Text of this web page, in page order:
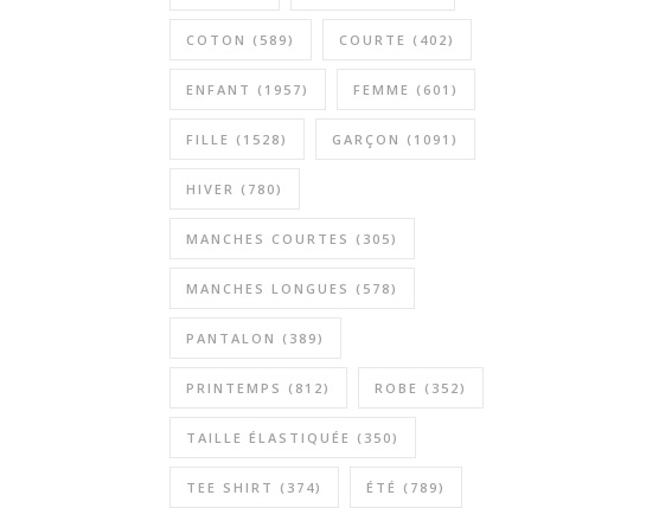
COTON (589) COURTE (402)
ENFANT (1957) FEMME (601)
FILLE (1528) GARÇON (1091)
HIVER (780)
MANCHES COURTES (305)
MANCHES LONGUES (578)
PANTALON (389)
PRINTEMPS (812) ROBE (352)
TAILLE ÉLASTIQUÉE (350)
TEE SHIRT (374) ÉTÉ (789)